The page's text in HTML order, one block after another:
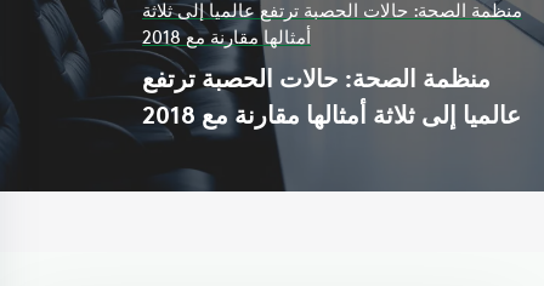
منظمة الصحة: حالات الحصبة ترتفع عالميا إلى ثلاثة
أمثالها مقارنة مع 2018
منظمة الصحة: حالات الحصبة ترتفع
عالميا إلى ثلاثة أمثالها مقارنة مع 2018